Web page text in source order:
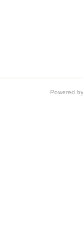
Powered